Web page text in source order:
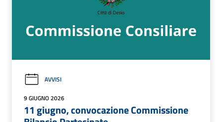
AVVISI
9 GIUGNO 2026
11 giugno, convocazione Commissione